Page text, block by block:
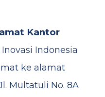
Kantor
Indonesia
ke alamat
Multatuli No. 8A